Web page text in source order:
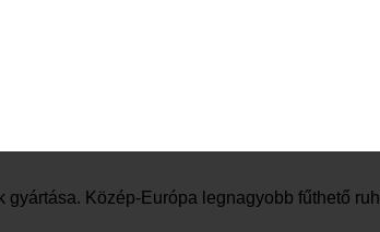
gyártása. Közép-Európa legnagyobb fűthető